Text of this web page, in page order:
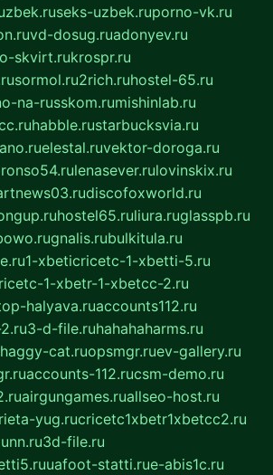
seks-uzbek.ruporno-vk.ru
vd-dosug.ruadonyev.ru
skvirt.rukrospr.ru
sormol.ru2rich.ruhostel-65.ru
na-russkom.rumishinlab.ru
habble.rustarbucksvia.ru
elestal.ruvektor-doroga.ru
lenasever.rulovinskix.ru
discofoxworld.ru
hostel65.ruliura.ruglasspb.ru
gnalis.rubulkitula.ru
1-xbeticricetc-1-xbetti-5.ru
1-xbetr-1-xbetcc-2.ru
halyava.ruaccounts112.ru
3-d-file.ruhahahaharms.ru
cat.ruopsmgr.ruev-gallery.ru
accounts-112.rucsm-demo.ru
airgungames.ruallseo-host.ru
yug.rucricetc1xbetr1xbetcc2.ru
3d-file.ru
uafoot-statti.rue-abis1c.ru